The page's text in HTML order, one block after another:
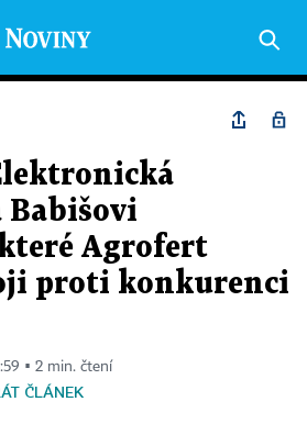
Babišovi
Agrofert
proti konkurenci
▪ 2 min. čtení
ČLÁNEK